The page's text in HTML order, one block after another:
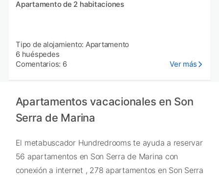
Apartamento de 2 habitaciones
Tipo de alojamiento: Apartamento
6 huéspedes
Comentarios: 6
Ver más
Apartamentos vacacionales en Son
Serra de Marina
El metabuscador Hundredrooms te ayuda a reservar
56 apartamentos en Son Serra de Marina con
conexión a internet , 278 apartamentos en Son Serra